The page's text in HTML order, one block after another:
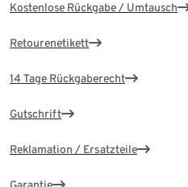
Kostenlose Rückgabe / Umtausch
Retourenetikett
14 Tage Rückgaberecht
Gutschrift
Reklamation / Ersatzteile